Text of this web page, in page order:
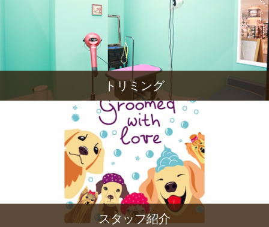
トリミング
スタッフ紹介